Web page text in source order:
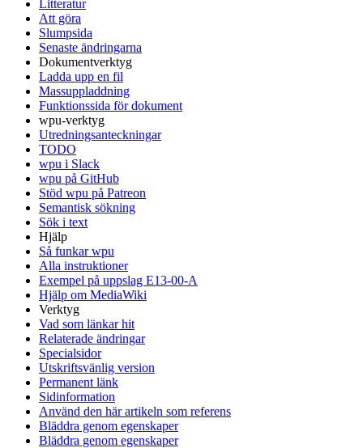
Litteratur
Att göra
Slumpsida
Senaste ändringarna
Dokumentverktyg
Ladda upp en fil
Massuppladdning
Funktionssida för dokument
wpu-verktyg
Utredningsanteckningar
TODO
wpu i Slack
wpu på GitHub
Stöd wpu på Patreon
Semantisk sökning
Sök i text
Hjälp
Så funkar wpu
Alla instruktioner
Exempel på uppslag E13-00-A
Hjälp om MediaWiki
Verktyg
Vad som länkar hit
Relaterade ändringar
Specialsidor
Utskriftsvänlig version
Permanent länk
Sidinformation
Använd den här artikeln som referens
Bläddra genom egenskaper
Bläddra genom egenskaper